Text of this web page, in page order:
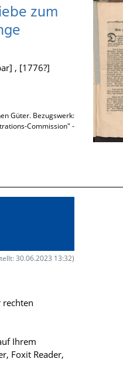
zum
, [1776?]
Güter. Bezugswerk:
Commission" -
30.06.2023 13:32)
Ihrem
Foxit Reader,